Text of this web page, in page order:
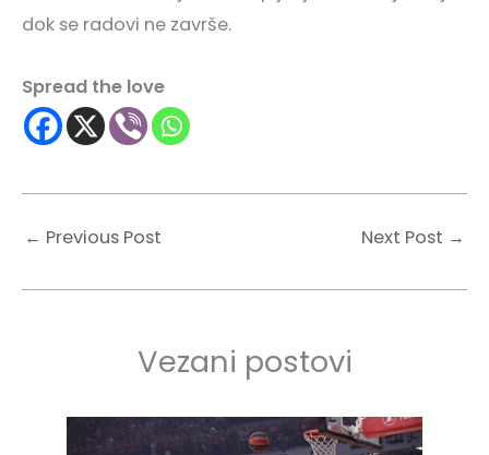
dok se radovi ne završe.
Spread the love
← Previous Post Next Post →
Vezani postovi